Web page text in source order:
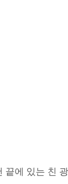
끝에 있는 친